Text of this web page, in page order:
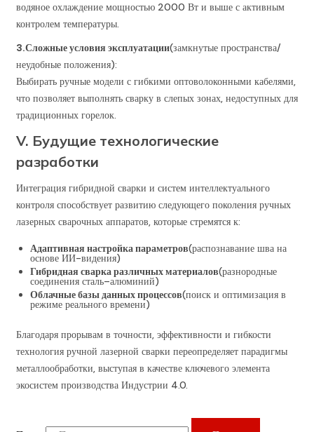
водяное охлаждение мощностью 2000 Вт и выше с активным
контролем температуры.
3.Сложные условия эксплуатации(замкнутые пространства/
неудобные положения):
Выбирать ручные модели с гибкими оптоволоконными кабелями,
что позволяет выполнять сварку в слепых зонах, недоступных для
традиционных горелок.
V. Будущие технологические
разработки
Интеграция гибридной сварки и систем интеллектуального
контроля способствует развитию следующего поколения ручных
лазерных сварочных аппаратов, которые стремятся к:
Адаптивная настройка параметров(распознавание шва на
основе ИИ-видения)
Гибридная сварка различных материалов(разнородные
соединения сталь–алюминий)
Облачные базы данных процессов(поиск и оптимизация в
режиме реального времени)
Благодаря прорывам в точности, эффективности и гибкости
технология ручной лазерной сварки переопределяет парадигмы
металлообработки, выступая в качестве ключевого элемента
экосистем производства Индустрии 4.0.